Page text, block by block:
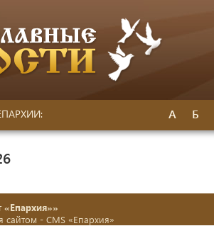
А Б
«Епархия»»
сайтом - CMS «Епархия»